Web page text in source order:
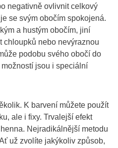
negativně ovlivnit celkový
se svým obočím spokojená.
a hustým obočím, jiní
chloupků nebo nevýraznou
podobu svého obočí do
jsou i speciální
K barvení můžete použít
ale i fixy. Trvalejší efekt
Nejradikálnější metodu
už zvolíte jakýkoliv způsob,